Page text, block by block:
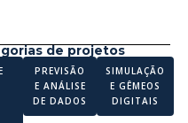
de projetos
PREVISÃO
E ANÁLISE
DE DADOS
SIMULAÇÃO
E GÊMEOS
DIGITAIS